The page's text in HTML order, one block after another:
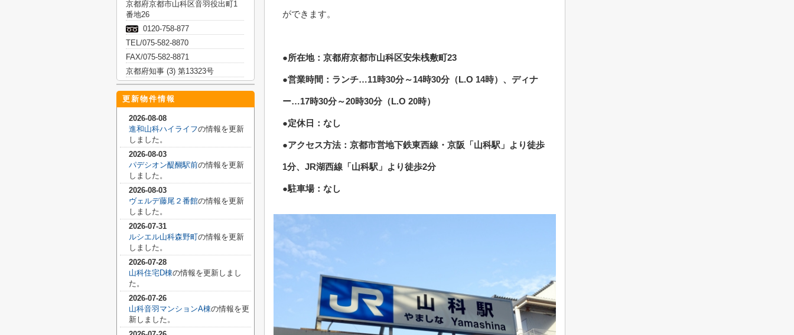
ができます。
●所在地：京都府京都市山科区安朱桟敷町23
●営業時間：ランチ…11時30分～14時30分（L.O 14時）、ディナ
ー…17時30分～20時30分（L.O 20時）
●定休日：なし
●アクセス方法：京都市営地下鉄東西線・京阪「山科駅」より徒歩
1分、JR湖西線「山科駅」より徒歩2分
●駐車場：なし
京都府京都市山科区音羽役出町1
番地26
0120-758-877
TEL/075-582-8870
FAX/075-582-8871
京都府知事 (3) 第13323号
更新物件情報
2026-08-08
進和山科ハイライフの情報を更新
しました。
2026-08-03
パデシオン醍醐駅前の情報を更新
しました。
2026-08-03
ヴェルデ藤尾２番館の情報を更新
しました。
2026-07-31
ルシエル山科森野町の情報を更新
しました。
2026-07-28
山科住宅D棟の情報を更新しまし
た。
2026-07-26
山科音羽マンションA棟の情報を更
新しました。